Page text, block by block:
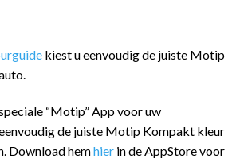
kiest u eenvoudig de juiste Motip
“Motip” App voor uw
de juiste Motip Kompakt kleur
Download hemhier in de AppStore voor